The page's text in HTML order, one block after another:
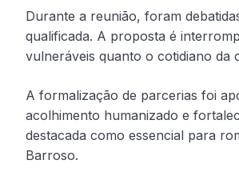
Durante a reunião, foram
qualificada. A proposta é
vulneráveis quanto o cotidiano da
A formalização de parcerias foi
acolhimento humanizado e
destacada como essencial para
Barroso.